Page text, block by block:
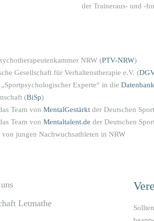
der Traineraus- und -
NRW (PTV-NRW)
Gesellschaft für Verhaltenstherapie e.V. (
Experte“ in die Datenbank
(BiSp)
Team von MentalGestärkt der Deutschen
Team von Mentaltalent.de der Deutschen
jungen Nachwuchsathleten in NRW
Letmathe